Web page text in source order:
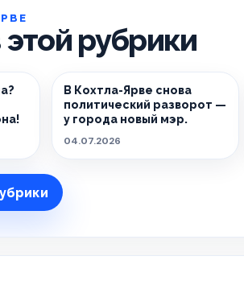
рубрики
В Кохтла-Ярве снова
политический разворот —
у города новый мэр.
04.07.2026